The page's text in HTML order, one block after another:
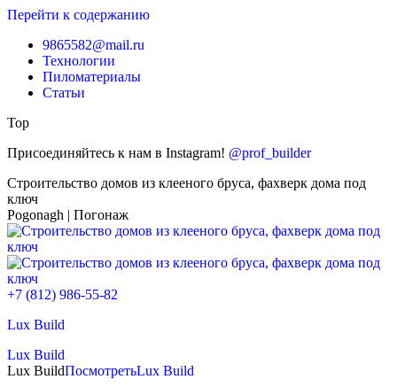
Перейти к содержанию
9865582@mail.ru
Технологии
Пиломатериалы
Статьи
Top
Присоединяйтесь к нам в Instagram! @prof_builder
Строительство домов из клееного бруса, фахверк дома под
ключ
Pogonagh | Погонаж
+7 (812) 986-55-82
Lux Build
Lux Build
Lux BuildПосмотретьLux Build